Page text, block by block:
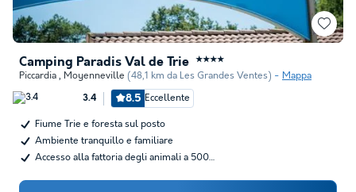
Camping Paradis Val de Trie ★★★★
Piccardia , Moyenneville (48,1 km da Les Grandes Ventes) Mappa
3.4 8.5 Eccellente
Fiume Trie e foresta sul posto
Ambiente tranquillo e familiare
Accesso alla fattoria degli animali a 500…